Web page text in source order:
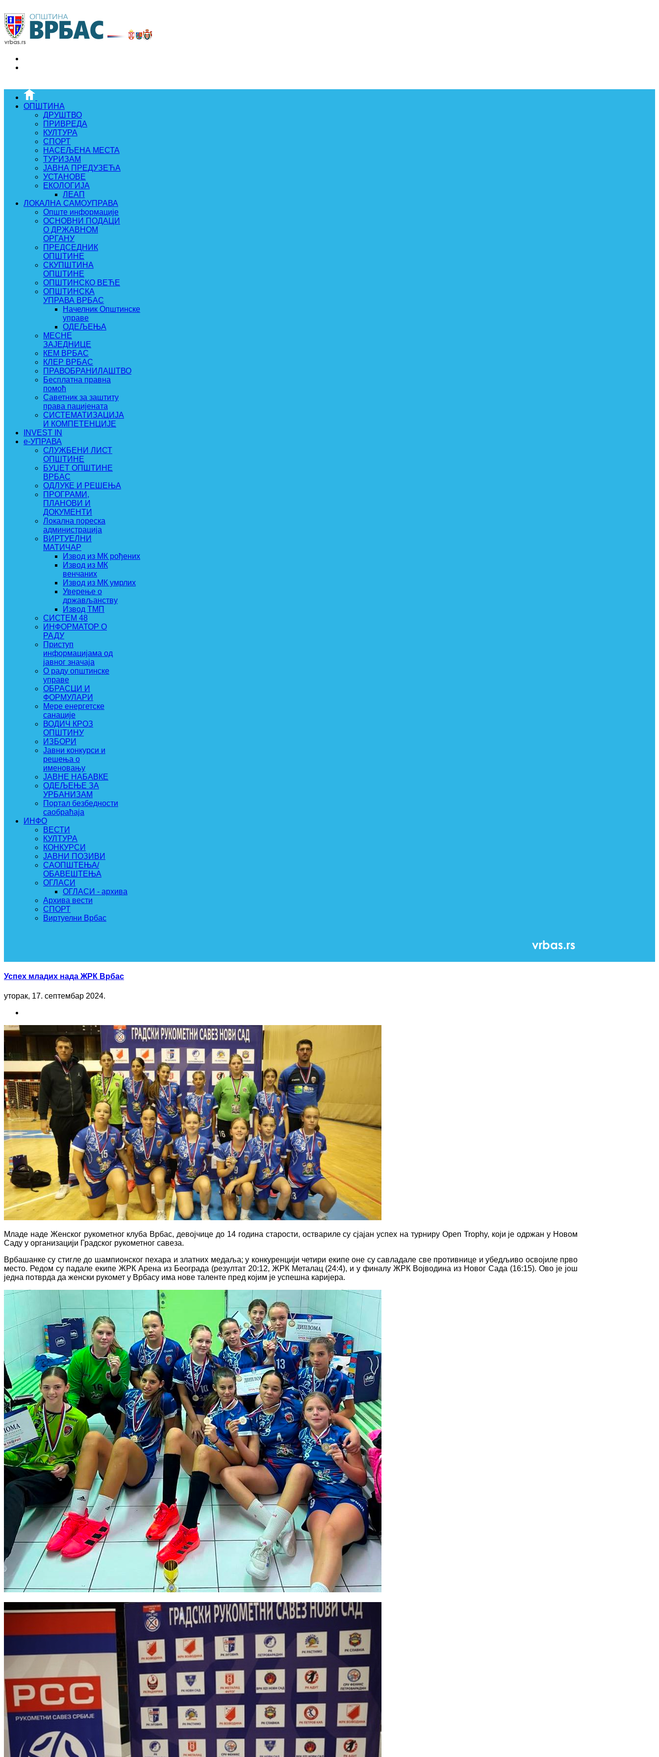
ОПШТИНА
ДРУШТВО
ПРИВРЕДА
КУЛТУРА
СПОРТ
НАСЕЉЕНА МЕСТА
ТУРИЗАМ
ЈАВНА ПРЕДУЗЕЋА
УСТАНОВЕ
ЕКОЛОГИЈА
ЛЕАП
ЛОКАЛНА САМОУПРАВА
Опште информације
ОСНОВНИ ПОДАЦИ
О ДРЖАВНОМ
ОРГАНУ
ПРЕДСЕДНИК
ОПШТИНЕ
СКУПШТИНА
ОПШТИНЕ
ОПШТИНСКО ВЕЋЕ
ОПШТИНСКА
УПРАВА ВРБАС
Начелник Општинске
управе
ОДЕЉЕЊА
МЕСНЕ
ЗАЈЕДНИЦЕ
КЕМ ВРБАС
КЛЕР ВРБАС
ПРАВОБРАНИЛАШТВО
Бесплатна правна
помоћ
Саветник за заштиту
права пацијената
СИСТЕМАТИЗАЦИЈА
И КОМПЕТЕНЦИЈЕ
INVEST IN
e-УПРАВА
СЛУЖБЕНИ ЛИСТ
ОПШТИНЕ
БУЏЕТ ОПШТИНЕ
ВРБАС
ОДЛУКЕ И РЕШЕЊА
ПРОГРАМИ,
ПЛАНОВИ И
ДОКУМЕНТИ
Локална пореска
администрација
ВИРТУЕЛНИ
МАТИЧАР
Извод из МК рођених
Извод из МК
венчаних
Извод из МК умрлих
Уверење о
држављанству
Извод ТМП
СИСТЕМ 48
ИНФОРМАТОР О
РАДУ
Приступ
информацијама од
јавног значаја
О раду општинске
управе
ОБРАСЦИ И
ФОРМУЛАРИ
Мере енергетске
санације
ВОДИЧ КРОЗ
ОПШТИНУ
ИЗБОРИ
Јавни конкурси и
решења о
именовању
ЈАВНЕ НАБАВКЕ
ОДЕЉЕЊЕ ЗА
УРБАНИЗАМ
Портал безбедности
саобраћаја
ИНФО
ВЕСТИ
КУЛТУРА
КОНКУРСИ
ЈАВНИ ПОЗИВИ
САОПШТЕЊА/
ОБАВЕШТЕЊА
ОГЛАСИ
ОГЛАСИ - архива
Архива вести
СПОРТ
Виртуелни Врбас
Успех младих нада ЖРК Врбас
уторак, 17. септембар 2024.
Младе наде Женског рукометног клуба Врбас, девојчице до 14 година старости, оствариле су сјајан успех на турниру Open Trophy, који је одржан у Новом
Саду у организацији Градског рукометног савеза.
Врбашанке су стигле до шампионског пехара и златних медаља; у конкуренцији четири екипе оне су савладале све противнице и убедљиво освојиле прво
место. Редом су падале екипе ЖРК Арена из Београда (резултат 20:12, ЖРК Металац (24:4), и у финалу ЖРК Војводина из Новог Сада (16:15). Ово је још
једна потврда да женски рукомет у Врбасу има нове таленте пред којим је успешна каријера.